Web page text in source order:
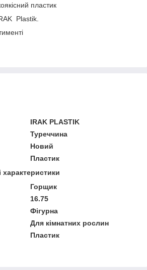
пластик
Plastik.
IRAK PLASTIK
Туреччина
Новий
Пластик
Горщик
16.75
Фігурна
Для кімнатних рослин
Пластик